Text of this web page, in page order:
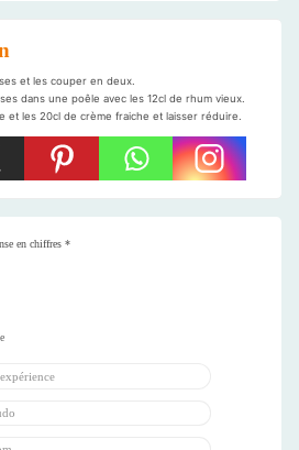
et les couper en deux.
dans une poêle avec les 12cl de rhum vieux.
et les 20cl de crème fraiche et laisser réduire.
en chiffres *